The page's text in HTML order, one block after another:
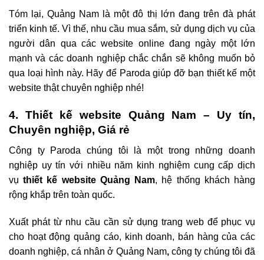
Tóm lại, Quảng Nam là một đô thị lớn đang trên đà phát
triển kinh tế. Vì thế, nhu cầu mua sắm, sử dụng dịch vụ của
người dân qua các website online đang ngày một lớn
mạnh và các doanh nghiệp chắc chắn sẽ không muốn bỏ
qua loại hình này. Hãy để Paroda giúp đỡ bạn thiết kế một
website thật chuyên nghiệp nhé!
4. Thiết kế website Quảng Nam – Uy tín,
Chuyên nghiệp, Giá rẻ
Công ty Paroda chúng tôi là một trong những doanh
nghiệp uy tín với nhiều năm kinh nghiệm cung cấp dịch
vụthiết kế website Quảng Nam, hệ thống khách hàng
rộng khắp trên toàn quốc.
Xuất phát từ nhu cầu cần sử dụng trang web để phục vụ
cho hoạt động quảng cáo, kinh doanh, bán hàng của các
doanh nghiệp, cá nhân ở Quảng Nam, công ty chúng tôi đã